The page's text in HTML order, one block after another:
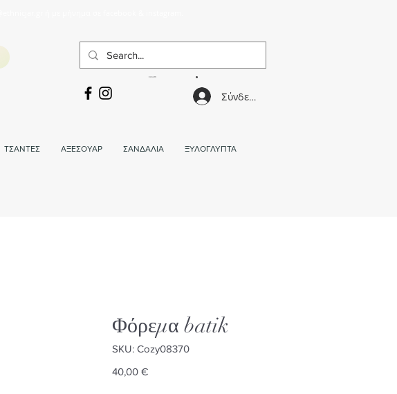
Σύνδεση
ΤΣΑΝΤΕΣ ΑΞΕΣΟΥΑΡ ΣΑΝΔΑΛΙΑ ΞΥΛΟΓΛΥΠΤΑ
Φόρεμα batik
SKU: Cozy08370
40,00 €Τιμή